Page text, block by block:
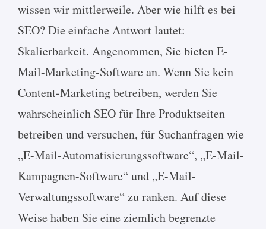
wissen wir mittlerweile. Aber wie hilft es bei
SEO? Die einfache Antwort lautet:
Skalierbarkeit. Angenommen, Sie bieten E-
Mail-Marketing-Software an. Wenn Sie kein
Content-Marketing betreiben, werden Sie
wahrscheinlich SEO für Ihre Produktseiten
betreiben und versuchen, für Suchanfragen wie
„E-Mail-Automatisierungssoftware“, „E-Mail-
Kampagnen-Software“ und „E-Mail-
Verwaltungssoftware“ zu ranken. Auf diese
Weise haben Sie eine ziemlich begrenzte